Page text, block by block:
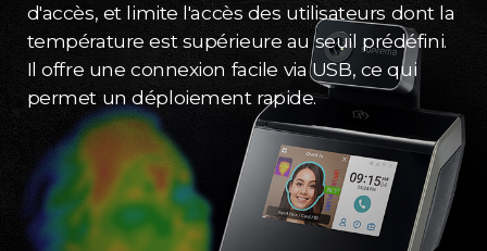
d'accès, et limite l'accès des utilisateurs dont la
température est supérieure au seuil prédéfini.
Il offre une connexion facile via USB, ce qui
permet un déploiement rapide.